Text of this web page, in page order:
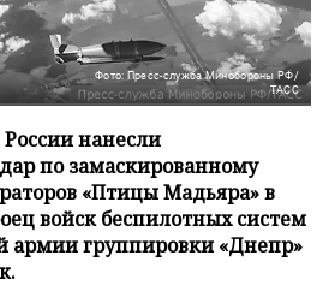
Фото: Пресс-служба Минобороны РФ/
ТАСС
нанесли
по замаскированному
«Птицы Мадьяра» в
войск беспилотных систем
армии группировки «Днепр»